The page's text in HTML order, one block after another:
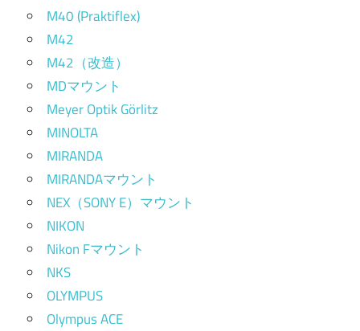
M40 (Praktiflex)
M42
M42（改造）
MDマウント
Meyer Optik Görlitz
MINOLTA
MIRANDA
MIRANDAマウント
NEX（SONY E）マウント
NIKON
Nikon Fマウント
NKS
OLYMPUS
Olympus ACE